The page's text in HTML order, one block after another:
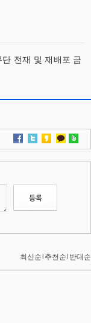
전재 및 재배포 금